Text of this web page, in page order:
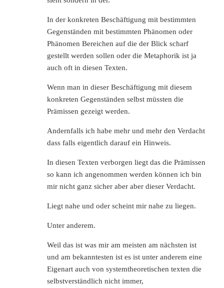
In der konkreten Beschäftigung mit bestimmten
Gegenständen mit bestimmten Phänomen oder
Phänomen Bereichen auf die der Blick scharf
gestellt werden sollen oder die Metaphorik ist ja
auch oft in diesen Texten.
Wenn man in dieser Beschäftigung mit diesem
konkreten Gegenständen selbst müssten die
Prämissen gezeigt werden.
Andernfalls ich habe mehr und mehr den Verdacht
dass falls eigentlich darauf ein Hinweis.
In diesen Texten verborgen liegt das die Prämissen
so kann ich angenommen werden können ich bin
mir nicht ganz sicher aber aber dieser Verdacht.
Liegt nahe und oder scheint mir nahe zu liegen.
Unter anderem.
Weil das ist was mir am meisten am nächsten ist
und am bekanntesten ist es ist unter anderem eine
Eigenart auch von systemtheoretischen texten die
selbstverständlich nicht immer,